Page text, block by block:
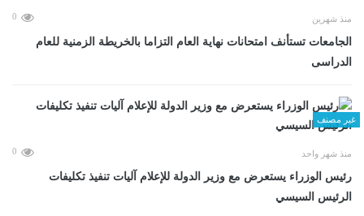
منذ شهرين 0
الجامعات تستأنف امتحانات نهاية العام التزاما بالخريطة الزمنية للعام
الدراسى
غير مصنف
منذ شهر واحد 0
رئيس الوزراء يستعرض مع وزير الدولة للإعلام آليات تنفيذ تكليفات
الرئيس السيسي